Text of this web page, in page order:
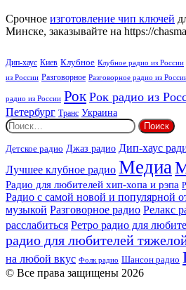
Срочное изготовление чип ключей
Минске, заказывайте на https://
Дип-хаус Киев Клубное Клубное радио из России
из России Разговорное Разговорное радио из
радио из России Рок Рок радио из
Петербург Транс Украина
Найти:
Детское радио Джаз радио Дип-хаус
Лучшее клубное радио Медиа
Радио для любителей хип-хопа и рэпа
Радио с самой новой и популярной
музыкой Разговорное радио Релакс
расслабиться Ретро радио для
радио для любителей
на любой вкус Фолк радио Шансон радио
© Все права защищены 2026